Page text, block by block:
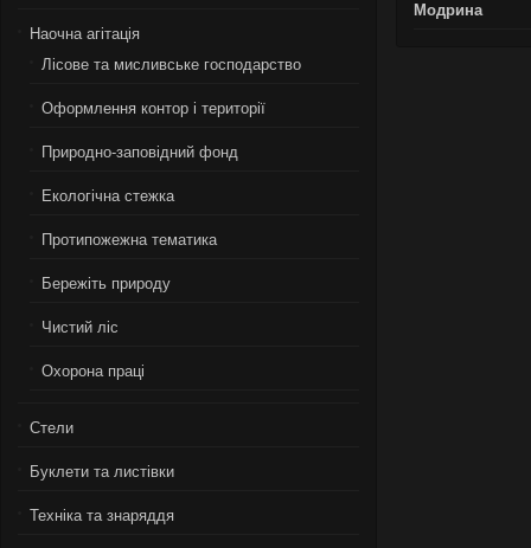
Наочна агітація
Лiсове та мисливське господарство
Оформлення контор і території
Природно-заповідний фонд
Екологiчна стежка
Протипожежна тематика
Бережiть природу
Чистий лiс
Охорона працi
Стели
Буклети та листівки
Техніка та знаряддя
Модрина